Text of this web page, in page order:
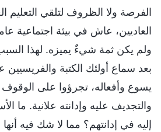
الفرصة ولا الظروف لتلقي التعليم
العاديين، عاش في بيئة اجتماعية
ولم يكن ثمة شيءٌ يميزه. لهذا
بعد سماع أولئك الكتبة
يسوع وأفعاله، تجرؤوا على
والتجديف عليه وإدانته علانية. ما
إليه في إدانتهم؟ مما لا شك فيه